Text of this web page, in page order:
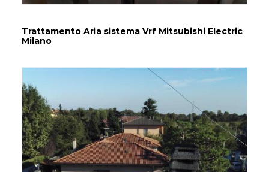
Trattamento Aria sistema Vrf Mitsubishi Electric
Milano